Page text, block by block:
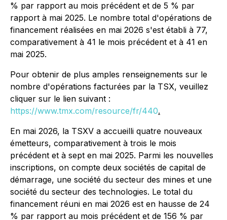
% par rapport au mois précédent et de 5 % par
rapport à mai 2025. Le nombre total d'opérations de
financement réalisées en mai 2026 s'est établi à 77,
comparativement à 41 le mois précédent et à 41 en
mai 2025.
Pour obtenir de plus amples renseignements sur le
nombre d'opérations facturées par la TSX, veuillez
cliquer sur le lien suivant :
https://www.tmx.com/resource/fr/440.
En mai 2026, la TSXV a accueilli quatre nouveaux
émetteurs, comparativement à trois le mois
précédent et à sept en mai 2025. Parmi les nouvelles
inscriptions, on compte deux sociétés de capital de
démarrage, une société du secteur des mines et une
société du secteur des technologies. Le total du
financement réuni en mai 2026 est en hausse de 24
% par rapport au mois précédent et de 156 % par